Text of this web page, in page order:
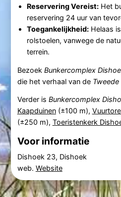
Reservering Vereist:Het
reservering 24 uur van
Toegankelijkheid:Helaas
rolstoelen, vanwege de
terrein.
Bezoek Bunkercomplex
die het verhaal van de
Verder is Bunkercomplex
Kaapduinen(±100 m),
(±250 m), Toeristenkerk
Voor informatie
Dishoek 23, Dishoek
web. Website